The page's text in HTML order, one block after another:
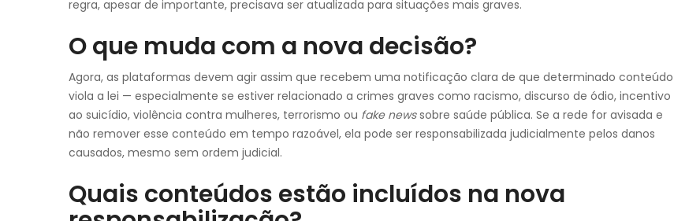
regra, apesar de importante, precisava ser atualizada para situações mais graves.
O que muda com a nova decisão?
Agora, as plataformas devem agir assim que recebem uma notificação clara de que determinado conteúdo
viola a lei — especialmente se estiver relacionado a crimes graves como racismo, discurso de ódio, incentivo
ao suicídio, violência contra mulheres, terrorismo ou fake newssobre saúde pública. Se a rede for avisada e
não remover esse conteúdo em tempo razoável, ela pode ser responsabilizada judicialmente pelos danos
causados, mesmo sem ordem judicial.
Quais conteúdos estão incluídos na nova